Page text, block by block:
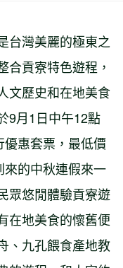
蟲與星空
台灣美麗的極東之
合貢寮特色遊程，
文歷史和在地美食
9月1日中午12點
惠套票，最低價
的中秋連假來一
眾悠閒體驗貢寮遊
在地美食的懷舊便
、九孔餵食產地教